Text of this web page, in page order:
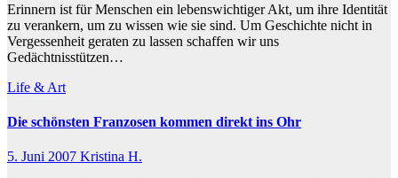
Erinnern ist für Menschen ein lebenswichtiger Akt, um ihre Identität
zu verankern, um zu wissen wie sie sind. Um Geschichte nicht in
Vergessenheit geraten zu lassen schaffen wir uns
Gedächtnisstützen…
Life & Art
Die schönsten Franzosen kommen direkt ins Ohr
5. Juni 2007 Kristina H.